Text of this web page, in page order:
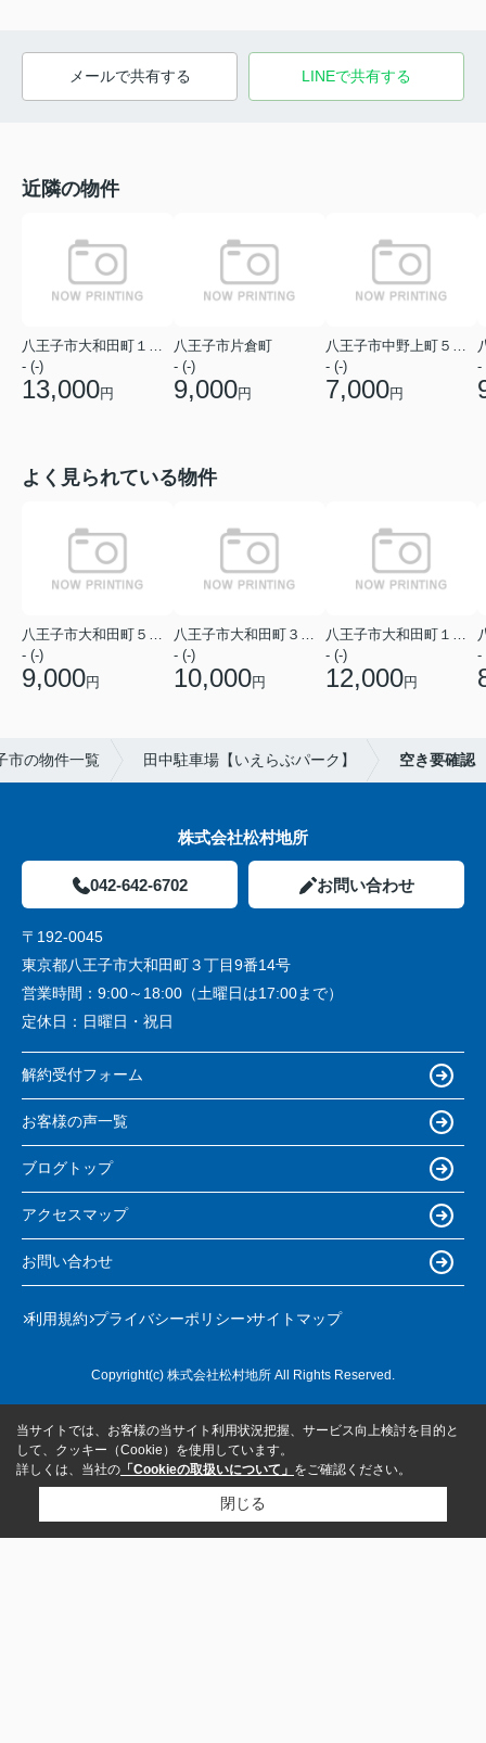
メールで共有する LINEで共有する
近隣の物件
- (-)
13,000円
八王子市片倉町
- (-)
9,000円
- (-)
7,000円
-
よく見られている物件
- (-)
9,000円
- (-)
10,000円
- (-)
12,000円
-
市の物件一覧 田中駐車場【いえらぶパーク】 空き要確認
株式会社松村地所
042-642-6702 お問い合わせ
〒192-0045
東京都八王子市大和田町３丁目9番14号
営業時間： 9:00～18:00（土曜日は17:00まで）
定休日： 日曜日・祝日
解約受付フォーム
お客様の声一覧
ブログトップ
アクセスマップ
お問い合わせ
利用規約 プライバシーポリシー サイトマップ
Copyright(c) 株式会社松村地所 All Rights Reserved.
当サイトでは、お客様の当サイト利用状況把握、サービス向上検討を目的と
して、クッキー（Cookie）を使用しています。
詳しくは、当社の 「Cookieの取扱いについて」 をご確認ください。
閉じる